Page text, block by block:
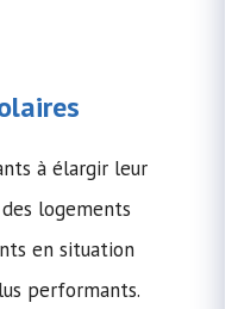
à élargir leur
logements
en situation
performants.